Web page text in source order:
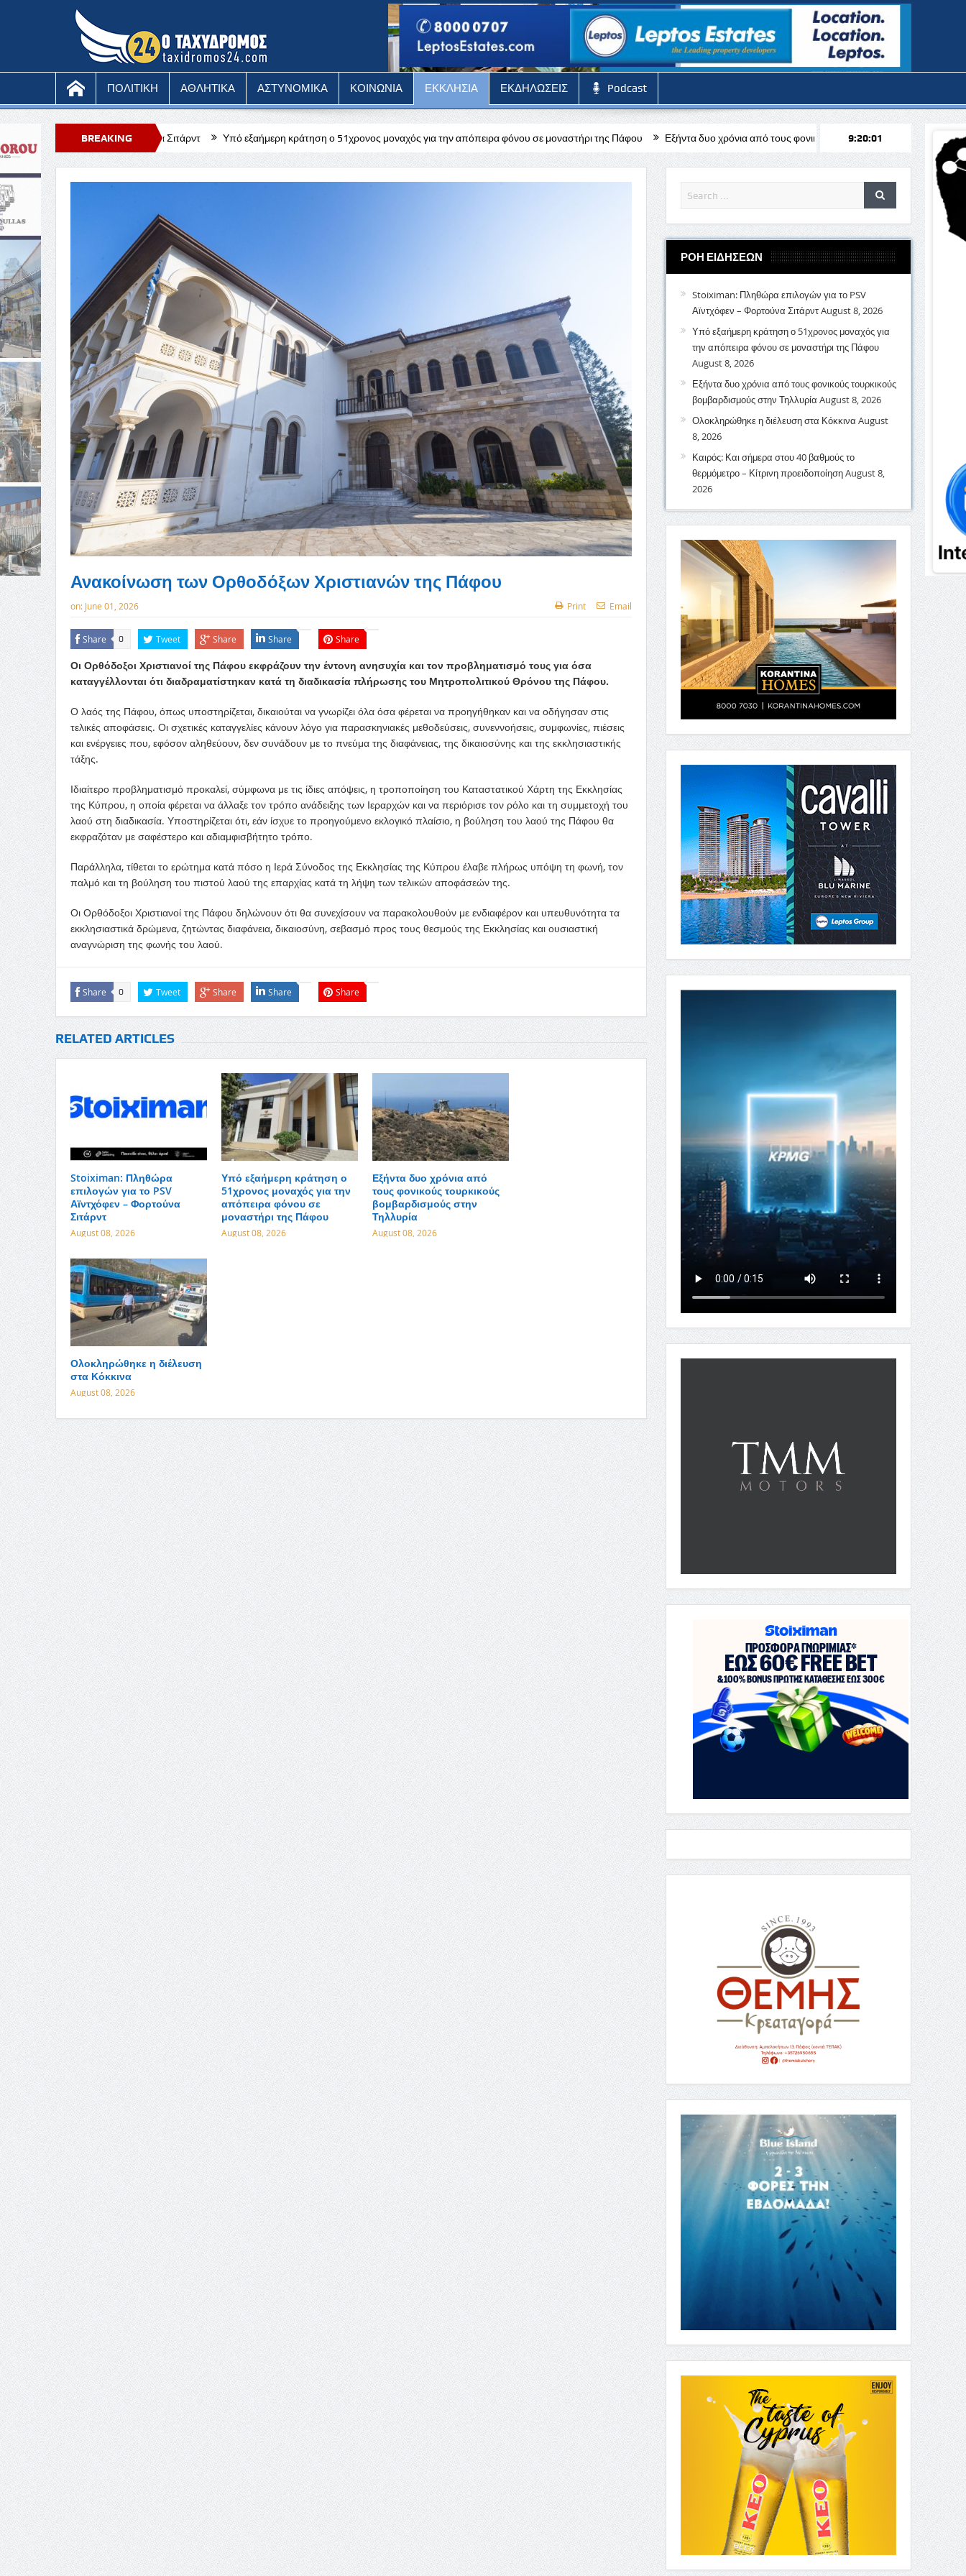
ΠΟΛΙΤΙΚΗ ΑΘΛΗΤΙΚΑ ΑΣΤΥΝΟΜΙΚΑ ΚΟΙΝΩΝΙΑ ΕΚΚΛΗΣΙΑ ΕΚΔΗΛΩΣΕΙΣ Podcast
BREAKING
NEWS
– Φορτούνα Σιτάρντ Υπό εξαήμερη κράτηση ο 51χρονος μοναχός για την απόπειρα φόνου σε μοναστήρι της Πάφου Εξήντα δυο χρόνια από τους φονικούς τουρκικούς βομβαρδισμούς στην Τηλλυρία
9:20:03
Ανακοίνωση των Ορθοδόξων Χριστιανών της Πάφου
on: June 01, 2026 Print Email
Share 0 Tweet Share Share Share
Οι Ορθόδοξοι Χριστιανοί της Πάφου εκφράζουν την έντονη ανησυχία και τον προβληματισμό τους για όσα
καταγγέλλονται ότι διαδραματίστηκαν κατά τη διαδικασία πλήρωσης του Μητροπολιτικού Θρόνου της Πάφου.
Ο λαός της Πάφου, όπως υποστηρίζεται, δικαιούται να γνωρίζει όλα όσα φέρεται να προηγήθηκαν και να οδήγησαν στις
τελικές αποφάσεις. Οι σχετικές καταγγελίες κάνουν λόγο για παρασκηνιακές μεθοδεύσεις, συνεννοήσεις, συμφωνίες, πιέσεις
και ενέργειες που, εφόσον αληθεύουν, δεν συνάδουν με το πνεύμα της διαφάνειας, της δικαιοσύνης και της εκκλησιαστικής
τάξης.
Ιδιαίτερο προβληματισμό προκαλεί, σύμφωνα με τις ίδιες απόψεις, η τροποποίηση του Καταστατικού Χάρτη της Εκκλησίας
της Κύπρου, η οποία φέρεται να άλλαξε τον τρόπο ανάδειξης των Ιεραρχών και να περιόρισε τον ρόλο και τη συμμετοχή του
λαού στη διαδικασία. Υποστηρίζεται ότι, εάν ίσχυε το προηγούμενο εκλογικό πλαίσιο, η βούληση του λαού της Πάφου θα
εκφραζόταν με σαφέστερο και αδιαμφισβήτητο τρόπο.
Παράλληλα, τίθεται το ερώτημα κατά πόσο η Ιερά Σύνοδος της Εκκλησίας της Κύπρου έλαβε πλήρως υπόψη τη φωνή, τον
παλμό και τη βούληση του πιστού λαού της επαρχίας κατά τη λήψη των τελικών αποφάσεών της.
Οι Ορθόδοξοι Χριστιανοί της Πάφου δηλώνουν ότι θα συνεχίσουν να παρακολουθούν με ενδιαφέρον και υπευθυνότητα τα
εκκλησιαστικά δρώμενα, ζητώντας διαφάνεια, δικαιοσύνη, σεβασμό προς τους θεσμούς της Εκκλησίας και ουσιαστική
αναγνώριση της φωνής του λαού.
Share 0 Tweet Share Share Share
RELATED ARTICLES
Stoiximan: Πληθώρα
επιλογών για το PSV
Αϊντχόφεν – Φορτούνα
Σιτάρντ
August 08, 2026
Υπό εξαήμερη κράτηση ο
51χρονος μοναχός για την
απόπειρα φόνου σε
μοναστήρι της Πάφου
August 08, 2026
Εξήντα δυο χρόνια από
τους φονικούς τουρκικούς
βομβαρδισμούς στην
Τηλλυρία
August 08, 2026
Ολοκληρώθηκε η διέλευση
στα Κόκκινα
August 08, 2026
ΡΟΗ ΕΙΔΗΣΕΩΝ
Stoiximan: Πληθώρα επιλογών για το PSV
Αϊντχόφεν – Φορτούνα ΣιτάρντAugust 8, 2026
Υπό εξαήμερη κράτηση ο 51χρονος μοναχός για
την απόπειρα φόνου σε μοναστήρι της Πάφου
August 8, 2026
Εξήντα δυο χρόνια από τους φονικούς τουρκικούς
βομβαρδισμούς στην Τηλλυρία August 8, 2026
Ολοκληρώθηκε η διέλευση στα Κόκκινα August
8, 2026
Καιρός: Και σήμερα στου 40 βαθμούς το
θερμόμετρο – Κίτρινη προειδοποίησηAugust 8,
2026